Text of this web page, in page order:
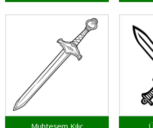
Muhteşem Kılıç